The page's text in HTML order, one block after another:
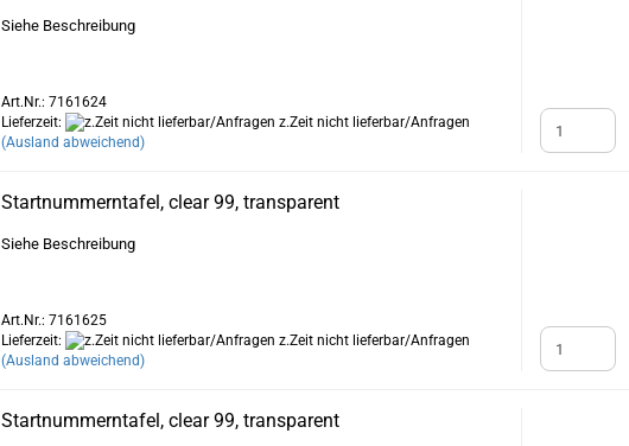
Siehe Beschreibung
Art.Nr.: 7161624
Lieferzeit:
z.Zeit nicht lieferbar/Anfragen
(Ausland abweichend)
Startnummerntafel, clear 99, transparent
Siehe Beschreibung
Art.Nr.: 7161625
Lieferzeit:
z.Zeit nicht lieferbar/Anfragen
(Ausland abweichend)
Startnummerntafel, clear 99, transparent